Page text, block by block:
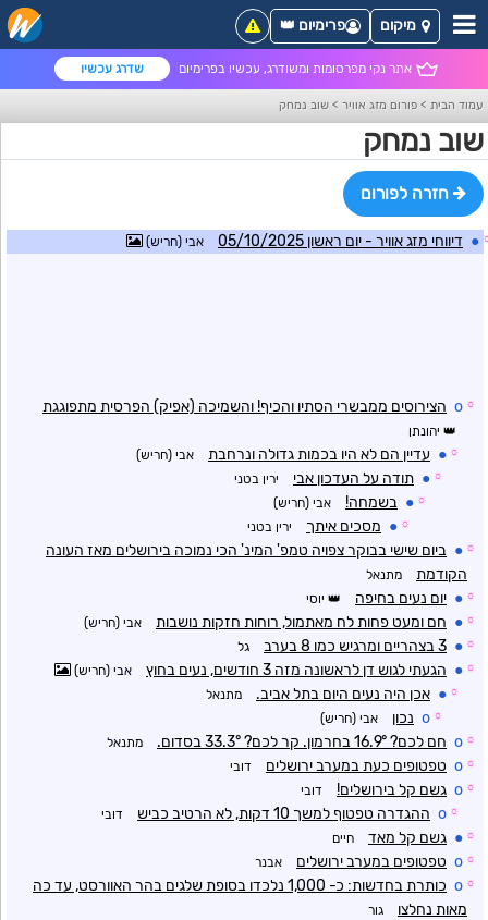
אתר נקי מפרסומות ומשודרג, עכשיו בפרימיום שדרג עכשיו
מיקום פרימיום 👑
עמוד הבית > פורום מזג אוויר > שוב נמחק
שוב נמחק
חזרה לפורום
● דיווחי מזג אוויר - יום ראשון 05/10/2025 אבי (חריש)
☼
o הצירוסים ממבשרי הסתיו והכיף! והשמיכה (אפיק) הפרסית מתפוגגת
יהונתן
☼
● עדיין הם לא היו בכמות גדולה ונרחבת אבי (חריש)
☼
● תודה על העדכון אבי ירין בטני
☼
● בשמחה! אבי (חריש)
☼
● מסכים איתך ירין בטני
☼
● ביום שישי בבוקר צפויה טמפ' המינ' הכי נמוכה בירושלים מאז העונה
הקודמת
מתנאל
☼
● יום נעים בחיפה יוסי
☼
● חם ומעט פחות לח מאתמול, רוחות חזקות נושבות אבי (חריש)
☼
● 3 בצהריים ומרגיש כמו 8 בערב גל
☼
● הגעתי לגוש דן לראשונה מזה 3 חודשים, נעים בחוץ אבי (חריש)
☼
● אכן היה נעים היום בתל אביב. מתנאל
☼
o נכון אבי (חריש)
☼
o חם לכם? 16.9° בחרמון. קר לכם? 33.3° בסדום. מתנאל
☼
o טפטופים כעת במערב ירושלים דובי
☼
o גשם קל בירושלים! דובי
☼
o ההגדרה טפטוף למשך 10 דקות, לא הרטיב כביש דובי
☼
● גשם קל מאד חיים
☼
o טפטופים במערב ירושלים אבנר
☼
o
כותרת בחדשות: כ- 1,000 נלכדו בסופת שלגים בהר האוורסט, עד כה
מאות נחלצו
גור